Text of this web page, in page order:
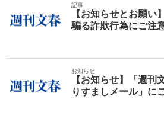
記事
【お知らせとお願い
騙る詐欺行為にご注
お知らせ
【お知らせ】「週刊
りすましメール」に